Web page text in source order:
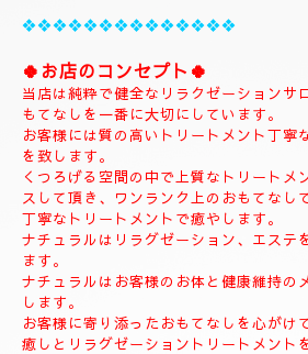
(お客様当店は現金のみになります。)
📱初めての方はお電話お願い致します。📱
(ご新規様)
◆お名前
◆希望コース
◆希望のお時間
📱😊ご予約のお客様のみ24時間SMSご
お名前、希望コース、希望お時間を必ず
お客様、SMSのご予約、お問い合わせの
て次の朝にメール致します。
当店は現金のみになります。
クレジットカードは使えません。
❖❖❖❖❖❖❖❖❖❖❖❖❖❖